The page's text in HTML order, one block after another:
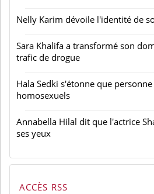
Nelly Karim dévoile l'identité de
Sara Khalifa a transformé son
trafic de drogue
Hala Sedki s'étonne que
homosexuels
Annabella Hilal dit que l'actrice
ses yeux
ACCÈS RSS